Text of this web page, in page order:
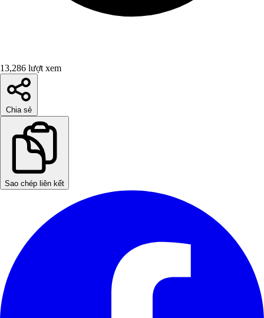
13,286 lượt xem
Chia sẻ
Sao chép liên kết